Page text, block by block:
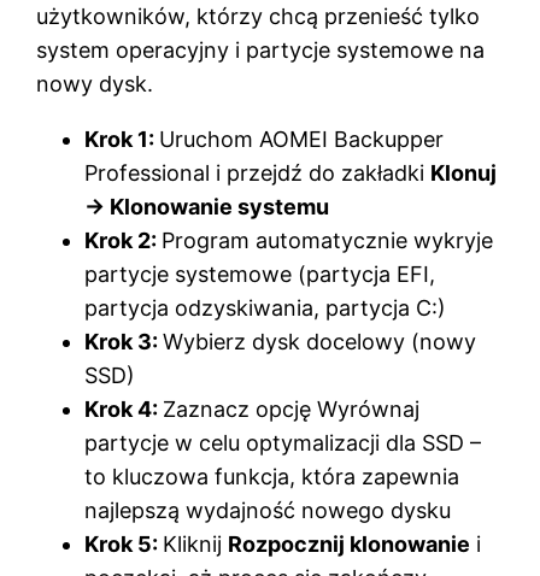
użytkowników, którzy chcą przenieść tylko
system operacyjny i partycje systemowe na
nowy dysk.
Krok 1: Uruchom AOMEI Backupper
Professional i przejdź do zakładki Klonuj
→ Klonowanie systemu
Krok 2: Program automatycznie wykryje
partycje systemowe (partycja EFI,
partycja odzyskiwania, partycja C:)
Krok 3:Wybierz dysk docelowy (nowy
SSD)
Krok 4: Zaznacz opcję Wyrównaj
partycje w celu optymalizacji dla SSD –
to kluczowa funkcja, która zapewnia
najlepszą wydajność nowego dysku
Krok 5: Kliknij Rozpocznij klonowanie i